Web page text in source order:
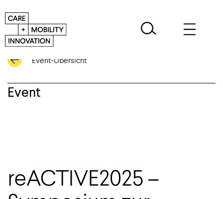
Event-Übersicht
Event
reACTIVE2025 –